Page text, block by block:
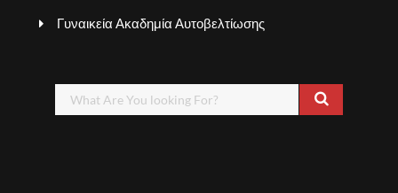
Γυναικεία Ακαδημία Αυτοβελτίωσης